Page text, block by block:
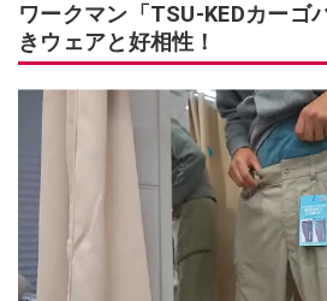
ワークマン「TSU-KEDカーゴ
きウェアと好相性！